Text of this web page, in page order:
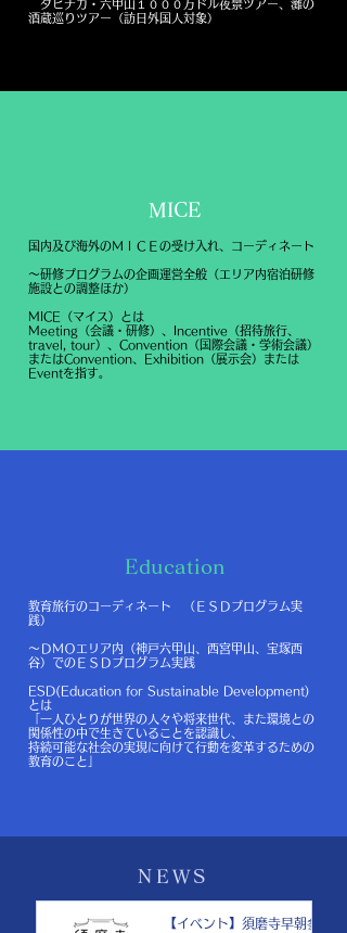
タビナカ・六甲山１０００万ドル夜景ツアー、灘の
酒蔵巡りツアー（訪日外国人対象）
MICE
国内及び海外のＭＩＣＥの受け入れ、コーディネート
～研修プログラムの企画運営全般（エリア内宿泊研修
施設との調整ほか）
MICE（マイス）とは
Meeting（会議・研修）、Incentive（招待旅行、
travel, tour）、Convention（国際会議・学術会議）
またはConvention、 Exhibition（展示会）または
Eventを指す。
Education
教育旅行のコーディネート （ＥＳＤプログラム実
践）
～ＤＭＯエリア内（神戸六甲山、西宮甲山、宝塚西
谷）でのＥＳＤプログラム実践
ESD(Education for Sustainable Development)
とは
「一人ひとりが世界の人々や将来世代、また環境との
関係性の中で生きていることを認識し、
持続可能な社会の実現に向けて行動を変革するための
教育のこと」
NEWS
【イベント】須磨寺早朝参